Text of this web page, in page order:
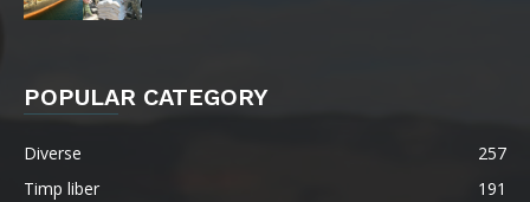
POPULAR CATEGORY
Diverse
257
Timp liber
191